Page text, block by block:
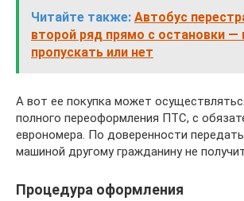
Читайте также: Автобус
второй ряд прямо с остановки —
пропускать или нет
А вот ее покупка может
полного переоформления ПТС, с
еврономера. По доверенности
машиной другому гражданину не
Процедура оформления